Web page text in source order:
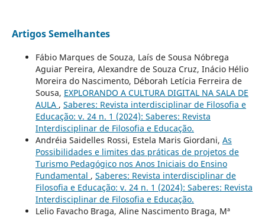
Artigos Semelhantes
Fábio Marques de Souza, Laís de Sousa Nóbrega
Aguiar Pereira, Alexandre de Souza Cruz, Inácio Hélio
Moreira do Nascimento, Déborah Letícia Ferreira de
Sousa, EXPLORANDO A CULTURA DIGITAL NA SALA DE
AULA , Saberes: Revista interdisciplinar de Filosofia e
Educação: v. 24 n. 1 (2024): Saberes: Revista
Interdisciplinar de Filosofia e Educação.
Andréia Saidelles Rossi, Estela Maris Giordani, As
Possibilidades e limites das práticas de projetos de
Turismo Pedagógico nos Anos Iniciais do Ensino
Fundamental , Saberes: Revista interdisciplinar de
Filosofia e Educação: v. 24 n. 1 (2024): Saberes: Revista
Interdisciplinar de Filosofia e Educação.
Lelio Favacho Braga, Aline Nascimento Braga, Mª